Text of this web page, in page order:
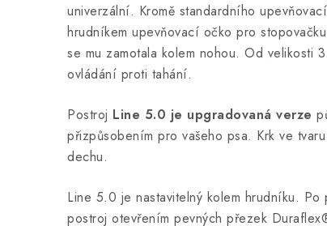
univerzální. Kromě standardního
hrudníkem upevňovací očko pro
se mu zamotala kolem nohou. Od
ovládání proti tahání.
Postroj Line 5.0 je upgradovaná verze
přizpůsobením pro vašeho psa. Krk ve
dechu.
Line 5.0 je nastavitelný kolem hrudníku.
postroj otevřením pevných přezek